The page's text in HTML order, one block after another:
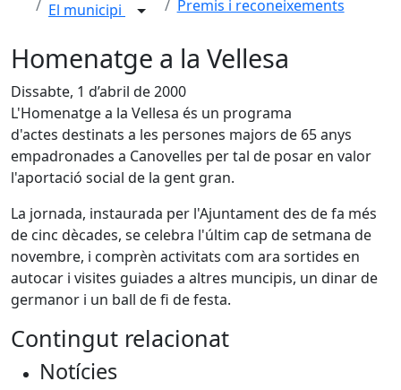
El municipi Premis i reconeixements
Homenatge a la Vellesa
Dissabte, 1 d’abril de 2000
L'Homenatge a la Vellesa és un programa
d'actes destinats a les persones majors de 65 anys
empadronades a Canovelles per tal de posar en valor
l'aportació social de la gent gran.
La jornada, instaurada per l'Ajuntament des de fa més
de cinc dècades, se celebra l'últim cap de setmana de
novembre, i comprèn activitats com ara sortides en
autocar i visites guiades a altres muncipis, un dinar de
germanor i un ball de fi de festa.
Contingut relacionat
Notícies